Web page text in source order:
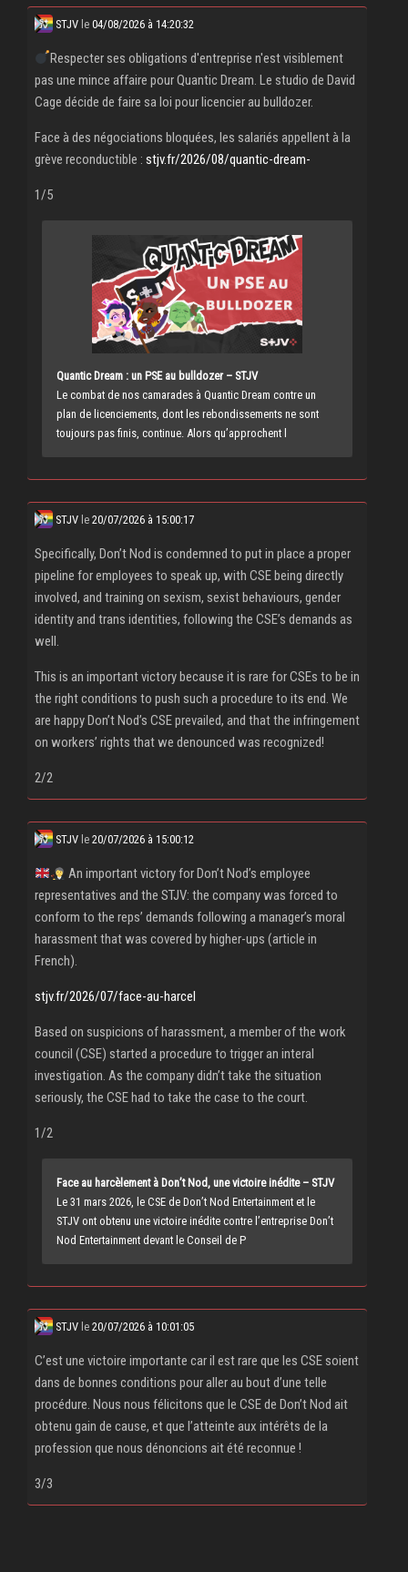
STJV le 04/08/2026 à 14:20:32
Respecter ses obligations d'entreprise n'est visiblement
pas une mince affaire pour Quantic Dream. Le studio de David
Cage décide de faire sa loi pour licencier au bulldozer.
Face à des négociations bloquées, les salariés appellent à la
grève reconductible : stjv.fr/2026/08/quantic-dream-
1/5
Quantic Dream : un PSE au bulldozer – STJV
Le combat de nos camarades à Quantic Dream contre un
plan de licenciements, dont les rebondissements ne sont
toujours pas finis, continue. Alors qu’approchent l
STJV le 20/07/2026 à 15:00:17
Specifically, Don’t Nod is condemned to put in place a proper
pipeline for employees to speak up, with CSE being directly
involved, and training on sexism, sexist behaviours, gender
identity and trans identities, following the CSE’s demands as
well.
This is an important victory because it is rare for CSEs to be in
the right conditions to push such a procedure to its end. We
are happy Don’t Nod’s CSE prevailed, and that the infringement
on workers’ rights that we denounced was recognized!
2/2
STJV le 20/07/2026 à 15:00:12
An important victory for Don’t Nod’s employee
representatives and the STJV: the company was forced to
conform to the reps’ demands following a manager’s moral
harassment that was covered by higher-ups (article in
French).
stjv.fr/2026/07/face-au-harcel
Based on suspicions of harassment, a member of the work
council (CSE) started a procedure to trigger an interal
investigation. As the company didn’t take the situation
seriously, the CSE had to take the case to the court.
1/2
Face au harcèlement à Don’t Nod, une victoire inédite – STJV
Le 31 mars 2026, le CSE de Don’t Nod Entertainment et le
STJV ont obtenu une victoire inédite contre l’entreprise Don’t
Nod Entertainment devant le Conseil de P
STJV le 20/07/2026 à 10:01:05
C’est une victoire importante car il est rare que les CSE soient
dans de bonnes conditions pour aller au bout d’une telle
procédure. Nous nous félicitons que le CSE de Don’t Nod ait
obtenu gain de cause, et que l’atteinte aux intérêts de la
profession que nous dénoncions ait été reconnue !
3/3